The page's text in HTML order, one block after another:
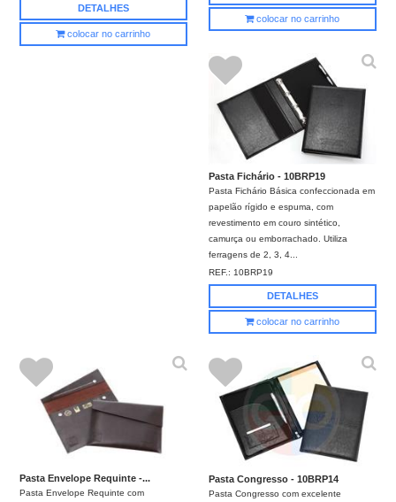
DETALHES
colocar no carrinho
colocar no carrinho
Pasta Fichário - 10BRP19
Pasta Fichário Básica confeccionada em
papelão rígido e espuma, com
revestimento em couro sintético,
camurça ou emborrachado. Utiliza
ferragens de 2, 3, 4...
REF.: 10BRP19
DETALHES
colocar no carrinho
Pasta Envelope Requinte -...
Pasta Envelope Requinte com
Pasta Congresso - 10BRP14
Pasta Congresso com excelente